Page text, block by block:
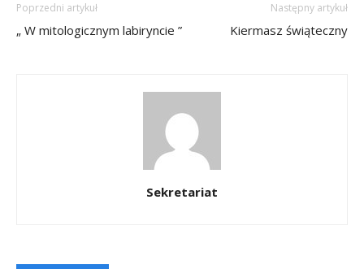
Poprzedni artykuł
„ W mitologicznym labiryncie ”
Następny artykuł
Kiermasz świąteczny
Sekretariat